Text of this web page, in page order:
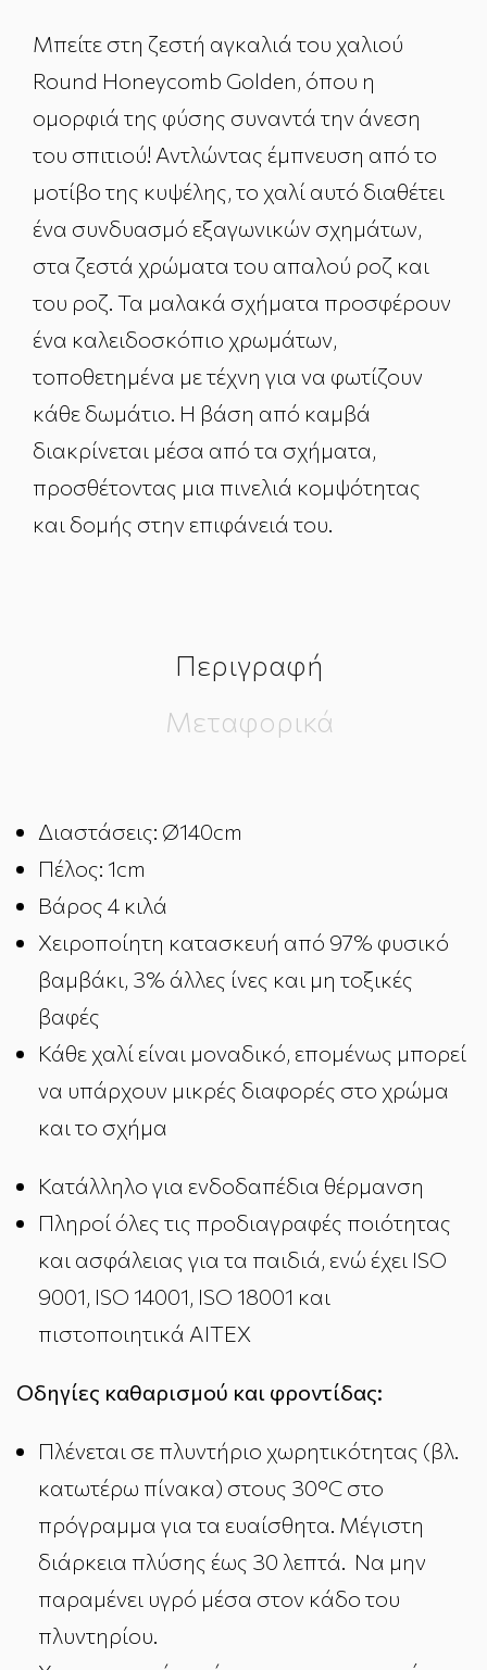
Μπείτε στη ζεστή αγκαλιά του χαλιού
Round Honeycomb Golden, όπου η
ομορφιά της φύσης συναντά την άνεση
του σπιτιού! Αντλώντας έμπνευση από το
μοτίβο της κυψέλης, το χαλί αυτό διαθέτει
ένα συνδυασμό εξαγωνικών σχημάτων,
στα ζεστά χρώματα του απαλού ροζ και
του ροζ. Τα μαλακά σχήματα προσφέρουν
ένα καλειδοσκόπιο χρωμάτων,
τοποθετημένα με τέχνη για να φωτίζουν
κάθε δωμάτιο. Η βάση από καμβά
διακρίνεται μέσα από τα σχήματα,
προσθέτοντας μια πινελιά κομψότητας
και δομής στην επιφάνειά του.
Περιγραφή
Μεταφορικά
Διαστάσεις: Ø140cm
Πέλος: 1cm
Βάρος 4 κιλά
Χειροποίητη κατασκευή από 97% φυσικό
βαμβάκι, 3% άλλες ίνες και μη τοξικές
βαφές
Κάθε χαλί είναι μοναδικό, επομένως μπορεί
να υπάρχουν μικρές διαφορές στο χρώμα
και το σχήμα
Κατάλληλο για ενδοδαπέδια θέρμανση
Πληροί όλες τις προδιαγραφές ποιότητας
και ασφάλειας για τα παιδιά, ενώ έχει ISO
9001, ISO 14001, ISO 18001 και
πιστοποιητικά AITEX
Οδηγίες καθαρισμού και φροντίδας:
Πλένεται σε πλυντήριο χωρητικότητας (βλ.
κατωτέρω πίνακα) στους 30°C στο
πρόγραμμα για τα ευαίσθητα. Μέγιστη
διάρκεια πλύσης έως 30 λεπτά. Να μην
παραμένει υγρό μέσα στον κάδο του
πλυντηρίου.